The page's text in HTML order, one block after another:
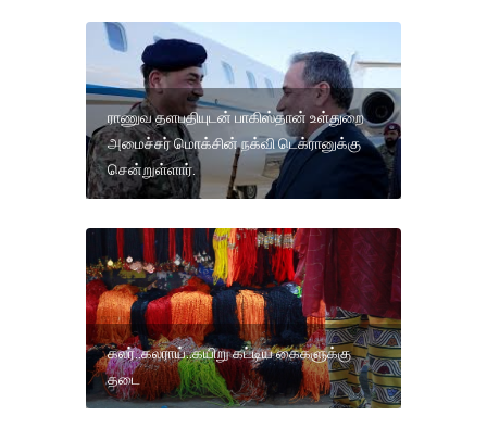
ராணுவ தளபதியுடன் பாகிஸ்தான் உள்துறை
அமைச்சர் மொக்சின் நக்வி டெக்ரானுக்கு
சென்றுள்ளார்.
கலர்..கலராய்..கயிறு கட்டிய கைகளுக்கு
தடை